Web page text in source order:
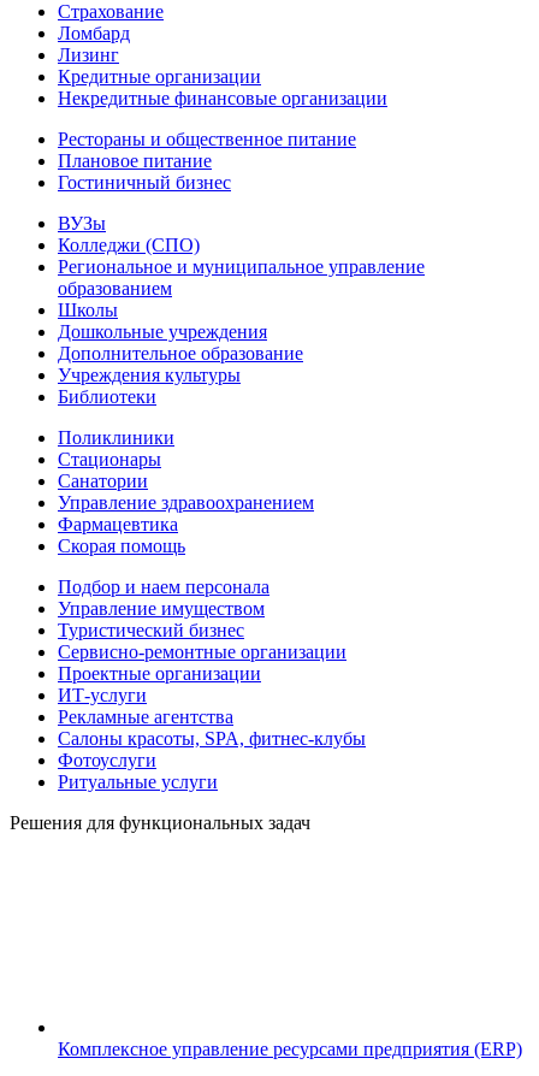
Страхование
Ломбард
Лизинг
Кредитные организации
Некредитные финансовые организации
Рестораны и общественное питание
Плановое питание
Гостиничный бизнес
ВУЗы
Колледжи (СПО)
Региональное и муниципальное управление
образованием
Школы
Дошкольные учреждения
Дополнительное образование
Учреждения культуры
Библиотеки
Поликлиники
Стационары
Санатории
Управление здравоохранением
Фармацевтика
Скорая помощь
Подбор и наем персонала
Управление имуществом
Туристический бизнес
Сервисно-ремонтные организации
Проектные организации
ИТ-услуги
Рекламные агентства
Салоны красоты, SPA, фитнес-клубы
Фотоуслуги
Ритуальные услуги
Решения для функциональных задач
Комплексное управление ресурсами предприятия (ERP)